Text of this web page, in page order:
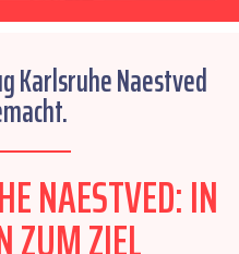
Karlsruhe Naestved
NAESTVED: IN